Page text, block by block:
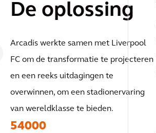
De oplossing
Arcadis werkte samen met Liverpool
FC om de transformatie te projecteren
en een reeks uitdagingen te
overwinnen, om een stadionervaring
van wereldklasse te bieden.
54000